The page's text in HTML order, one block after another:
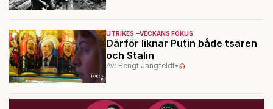
UTRIKES VECKANS FOKUS
Därför liknar Putin både tsaren
och Stalin
Av: Bengt Jangfeldt•